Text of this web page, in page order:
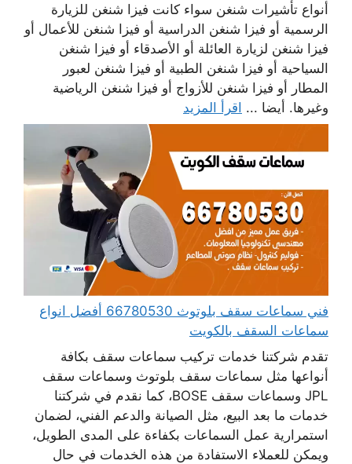
أنواع تأشيرات شنغن سواء كانت فيزا شنغن للزيارة
الرسمية أو فيزا شنغن الدراسية أو فيزا شنغن للأعمال أو
فيزا شنغن لزيارة العائلة أو الأصدقاء أو فيزا شنغن
السياحية أو فيزا شنغن الطبية أو فيزا شنغن لعبور
المطار أو فيزا شنغن للأزواج أو فيزا شنغن الرياضية
وغيرها. أيضا ... اقرأ المزيد
فني سماعات سقف بلوتوث 66780530 أفضل انواع
سماعات السقف بالكويت
تقدم شركتنا خدمات تركيب سماعات سقف بكافة
أنواعها مثل سماعات سقف بلوتوث وسماعات سقف
JPL وسماعات سقف BOSE، كما نقدم في شركتنا
خدمات ما بعد البيع، مثل الصيانة والدعم الفني، لضمان
استمرارية عمل السماعات بكفاءة على المدى الطويل،
ويمكن للعملاء الاستفادة من هذه الخدمات في حال